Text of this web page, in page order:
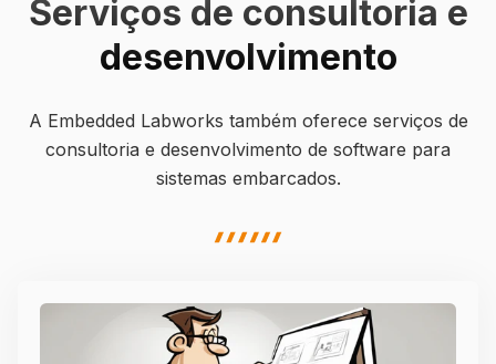
Serviços de consultoria e
desenvolvimento
A Embedded Labworks também oferece serviços de
consultoria e desenvolvimento de software para
sistemas embarcados.
highlight shape